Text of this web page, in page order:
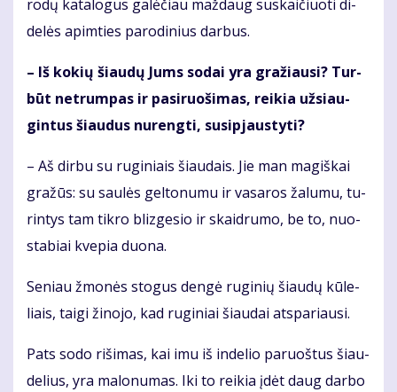
ro­dų ka­ta­lo­gus ga­lė­čiau maž­daug su­skai­čiuo­ti di­
de­lės ap­im­ties pa­ro­di­nius dar­bus.
– Iš ko­kių šiau­dų Jums so­dai yra gra­žiau­si? Tur­
būt ne­trum­pas ir pa­si­ruo­ši­mas, rei­kia už­si­au­
gin­tus šiau­dus nu­reng­ti, su­si­pjaus­ty­ti?
– Aš dir­bu su ru­gi­niais šiau­dais. Jie man ma­giš­kai
gra­žūs: su sau­lės gel­to­nu­mu ir va­sa­ros ža­lu­mu, tu­
rin­tys tam tik­ro bliz­ge­sio ir skaid­ru­mo, be to, nuo­
sta­biai kve­pia duo­na.
Se­niau žmo­nės sto­gus den­gė ru­gi­nių šiau­dų kū­le­
liais, tai­gi ži­no­jo, kad ru­gi­niai šiau­dai at­spa­riau­si.
Pats so­do ri­ši­mas, kai imu iš in­de­lio pa­ruoš­tus šiau­
de­lius, yra ma­lo­nu­mas. Iki to rei­kia įdėt daug dar­bo